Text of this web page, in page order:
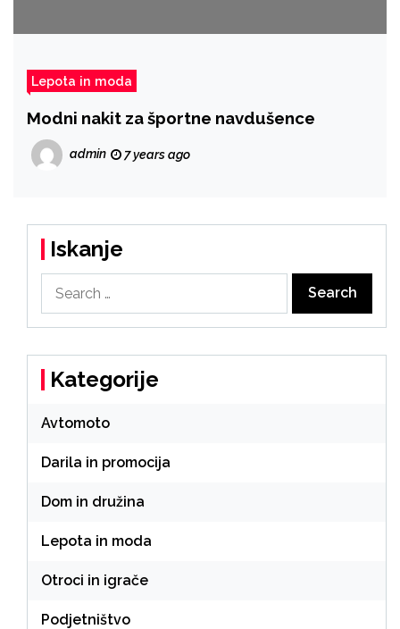
Lepota in moda
Modni nakit za športne navdušence
admin 7 years ago
Iskanje
for:
Kategorije
Avtomoto
Darila in promocija
Dom in družina
Lepota in moda
Otroci in igrače
Podjetništvo